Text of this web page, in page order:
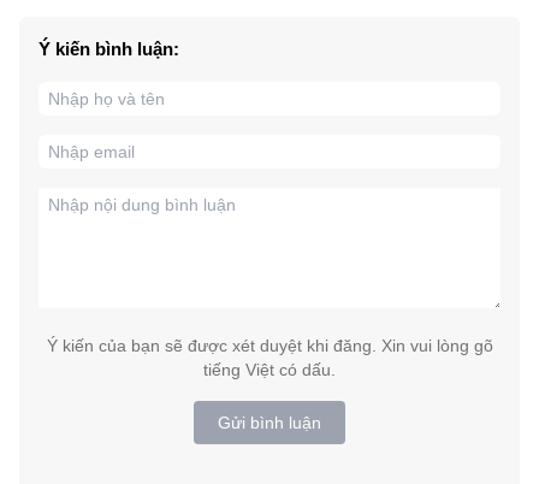
Ý kiến bình luận:
Ý kiến của bạn sẽ được xét duyệt khi đăng. Xin vui lòng gõ
tiếng Việt có dấu.
Gửi bình luận